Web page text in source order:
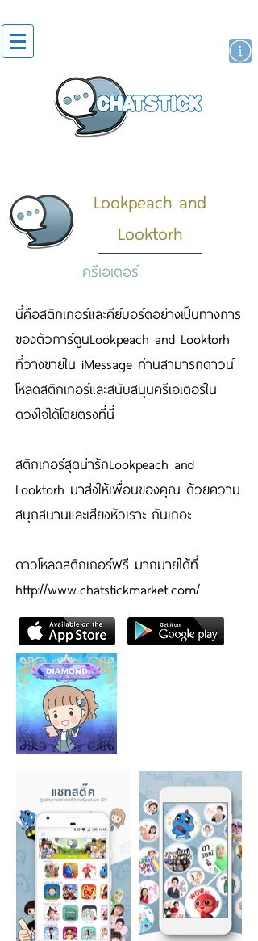
Lookpeach and
Looktorh
ครีเอเตอร์
นี่คือสติกเกอร์และคีย์บอร์ดอย่างเป็นทางการ
ของตัวการ์ตูนLookpeach and Looktorh
ที่วางขายใน iMessage ท่านสามารถดาวน์
โหลดสติกเกอร์และสนับสนุนครีเอเตอร์ใน
ดวงใจได้โดยตรงที่นี่
สติกเกอร์สุดน่ารักLookpeach and
Looktorh มาส่งให้เพื่อนของคุณ ด้วยความ
สนุกสนานและเสียงหัวเราะ กันเถอะ
ดาวโหลดสติกเกอร์ฟรี มากมายได้ที่
http://www.chatstickmarket.com/